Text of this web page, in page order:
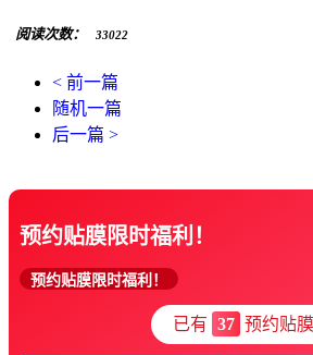
阅读次数： 33022
< 前一篇
随机一篇
后一篇 >
预约贴膜限时福利！
预约贴膜限时福利！
已有 37 预约贴膜